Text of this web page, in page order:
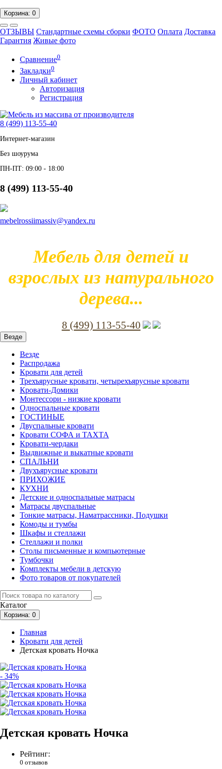
Корзина: 0
ОТЗЫВЫ Стандартные схемы сборки ФОТО Оплата Доставка
Гарантия Живые фото
Сравнение0
Закладки0
Личный кабинет
Авторизация
Регистрация
8 (499) 113-55-40
Интернет-магазин
Без шоурума
ПН-ПТ: 09:00 - 18:00
8 (499) 113-55-40
mebelrossiimassiv@yandex.ru
Мебель для детей и
взрослых из натурального
дерева...
8 (499) 113-55-40
Везде
Везде
Распродажа
Кровати для детей
Трехъярусные кровати, четырехъярусные кровати
Кровати-Домики
Монтессори - низкие кровати
Односпальные кровати
ГОСТИНЫЕ
Двуспальные кровати
Кровати СОФА и ТАХТА
Кровати-чердаки
Выдвижные и выкатные кровати
СПАЛЬНИ
Двухъярусные кровати
ПРИХОЖИЕ
КУХНИ
Детские и односпальные матрасы
Матрасы двуспальные
Тонкие матрасы, Наматрассники, Подушки
Комоды и тумбы
Шкафы и стеллажи
Стеллажи и полки
Столы письменные и компьютерные
Тумбочки
Комплекты мебели в детскую
Фото товаров от покупателей
Каталог
Корзина: 0
Главная
Кровати для детей
Детская кровать Ночка
- 34%
Детская кровать Ночка
Рейтинг:
0 отзывов